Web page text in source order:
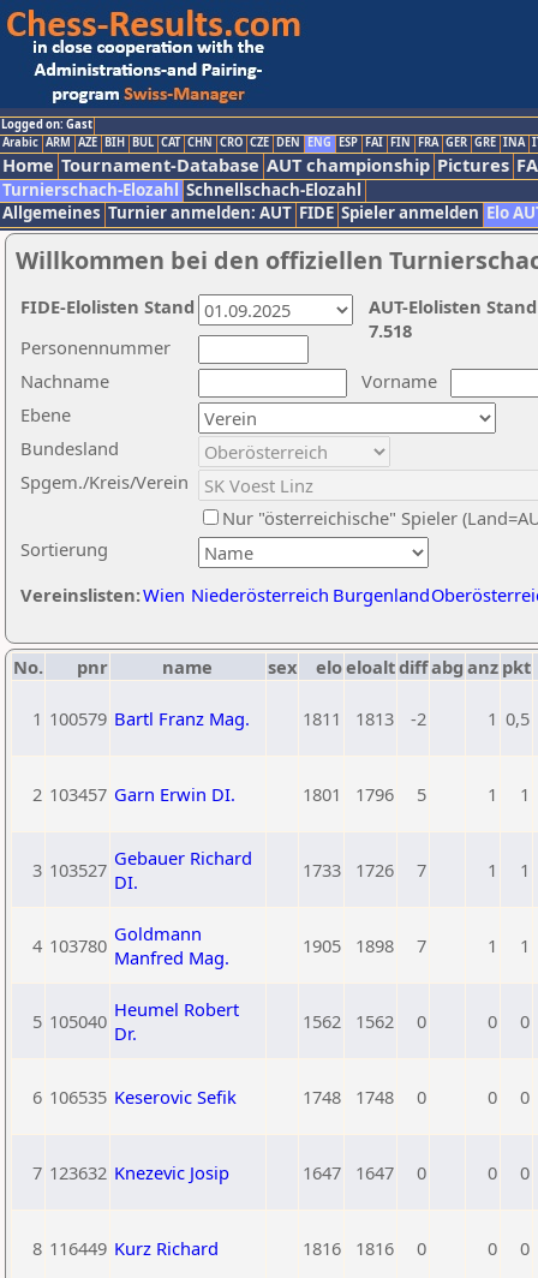
Logged on: Gast
Arabic ARM AZE BIH BUL CAT CHN CRO CZE DEN ENG ESP FAI FIN FRA GER GRE INA
Home Tournament-Database AUT championship Pictures
Turnierschach-Elozahl Schnellschach-Elozahl
Allgemeines Turnier anmelden: AUT FIDE Spieler anmelden Elo
Willkommen bei den offiziellen
Nachname
Vorname
Ebene
Sortierung
Personennummer
Bundesland
Spgem./Kreis/Verein
Nur "österreichische" Spieler
Vereinslisten:Wien Niederösterreich Burgenland
AUT-Elolisten
7.518
FIDE-Elolisten Stand
No. pnr name sex eloeloaltdiffabg anz pkt
1 100579 Bartl Franz Mag. 1811 1813 -2 1 0,5
2 103457 Garn Erwin DI. 1801 1796 5 1 1
3 103527 Gebauer Richard
DI.
1733 1726 7 1 1
4 103780 Goldmann
Manfred Mag.
1905 1898 7 1 1
5 105040 Heumel Robert
Dr.
1562 1562 0 0 0
6 106535 Keserovic Sefik 1748 1748 0 0 0
7 123632 Knezevic Josip 1647 1647 0 0 0
8 116449 Kurz Richard 1816 1816 0 0 0